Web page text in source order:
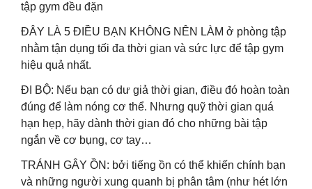
tập gym đều đặn
ĐÂY LÀ 5 ĐIỀU BẠN KHÔNG NÊN LÀM ở phòng tập
nhằm tận dụng tối đa thời gian và sức lực để tập gym
hiệu quả nhất.
ĐI BỘ: Nếu bạn có dư giả thời gian, điều đó hoàn toàn
đúng để làm nóng cơ thể. Nhưng quỹ thời gian quá
hạn hẹp, hãy dành thời gian đó cho những bài tập
ngắn về cơ bụng, cơ tay…
TRÁNH GÂY ỒN: bởi tiếng ồn có thể khiến chính bạn
và những người xung quanh bị phân tâm (như hét lớn